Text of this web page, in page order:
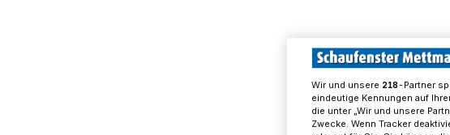
Wir und unsere 218-Partner
eindeutige Kennungen auf
die unter „Wir und unsere
Zwecke. Wenn Tracker